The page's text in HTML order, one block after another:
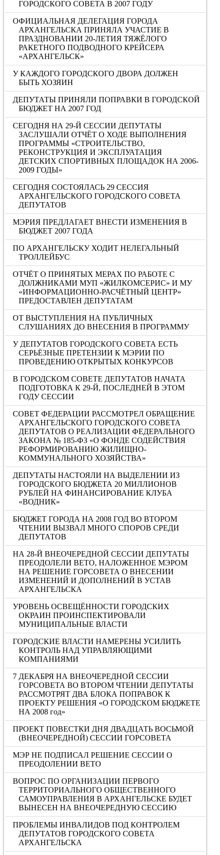
ГОРОДСКОГО СОВЕТА В 2007 ГОДУ
ОФИЦИАЛЬНАЯ ДЕЛЕГАЦИЯ ГОРОДА
АРХАНГЕЛЬСКА ПРИНЯЛА УЧАСТИЕ В
ПРАЗДНОВАНИИ 20-ЛЕТИЯ ТЯЖЁЛОГО
РАКЕТНОГО ПОДВОДНОГО КРЕЙСЕРА
«АРХАНГЕЛЬСК»
У КАЖДОГО ГОРОДСКОГО ДВОРА ДОЛЖЕН
БЫТЬ ХОЗЯИН
ДЕПУТАТЫ ПРИНЯЛИ ПОПРАВКИ В ГОРОДСКОЙ
БЮДЖЕТ НА 2007 ГОД
СЕГОДНЯ НА 29-Й СЕССИИ ДЕПУТАТЫ
ЗАСЛУШАЛИ ОТЧЁТ О ХОДЕ ВЫПОЛНЕНИЯ
ПРОГРАММЫ «СТРОИТЕЛЬСТВО,
РЕКОНСТРУКЦИЯ И ЭКСПЛУАТАЦИЯ
ДЕТСКИХ СПОРТИВНЫХ ПЛОЩАДОК НА 2006-
2009 ГОДЫ»
СЕГОДНЯ СОСТОЯЛАСЬ 29 СЕССИЯ
АРХАНГЕЛЬСКОГО ГОРОДСКОГО СОВЕТА
ДЕПУТАТОВ
МЭРИЯ ПРЕДЛАГАЕТ ВНЕСТИ ИЗМЕНЕНИЯ В
БЮДЖЕТ 2007 ГОДА
ПО АРХАНГЕЛЬСКУ ХОДИТ НЕЛЕГАЛЬНЫЙ
ТРОЛЛЕЙБУС
ОТЧЁТ О ПРИНЯТЫХ МЕРАХ ПО РАБОТЕ С
ДОЛЖНИКАМИ МУП «ЖИЛКОМСЕРИС» И МУ
«ИНФОРМАЦИОННО-РАСЧЁТНЫЙ ЦЕНТР»
ПРЕДОСТАВЛЕН ДЕПУТАТАМ
ОТ ВЫСТУПЛЕНИЯ НА ПУБЛИЧНЫХ
СЛУШАНИЯХ ДО ВНЕСЕНИЯ В ПРОГРАММУ
У ДЕПУТАТОВ ГОРОДСКОГО СОВЕТА ЕСТЬ
СЕРЬЁЗНЫЕ ПРЕТЕНЗИИ К МЭРИИ ПО
ПРОВЕДЕНИЮ ОТКРЫТЫХ КОНКУРСОВ
В ГОРОДСКОМ СОВЕТЕ ДЕПУТАТОВ НАЧАТА
ПОДГОТОВКА К 29-Й, ПОСЛЕДНЕЙ В ЭТОМ
ГОДУ СЕССИИ
СОВЕТ ФЕДЕРАЦИИ РАССМОТРЕЛ ОБРАЩЕНИЕ
АРХАНГЕЛЬСКОГО ГОРОДСКОГО СОВЕТА
ДЕПУТАТОВ О РЕАЛИЗАЦИИ ФЕДЕРАЛЬНОГО
ЗАКОНА № 185-ФЗ «О ФОНДЕ СОДЕЙСТВИЯ
РЕФОРМИРОВАНИЮ ЖИЛИЩНО-
КОММУНАЛЬНОГО ХОЗЯЙСТВА»
ДЕПУТАТЫ НАСТОЯЛИ НА ВЫДЕЛЕНИИ ИЗ
ГОРОДСКОГО БЮДЖЕТА 20 МИЛЛИОНОВ
РУБЛЕЙ НА ФИНАНСИРОВАНИЕ КЛУБА
«ВОДНИК»
БЮДЖЕТ ГОРОДА НА 2008 ГОД ВО ВТОРОМ
ЧТЕНИИ ВЫЗВАЛ МНОГО СПОРОВ СРЕДИ
ДЕПУТАТОВ
НА 28-Й ВНЕОЧЕРЕДНОЙ СЕССИИ ДЕПУТАТЫ
ПРЕОДОЛЕЛИ ВЕТО, НАЛОЖЕННОЕ МЭРОМ
НА РЕШЕНИЕ ГОРСОВЕТА О ВНЕСЕНИИ
ИЗМЕНЕНИЙ И ДОПОЛНЕНИЙ В УСТАВ
АРХАНГЕЛЬСКА
УРОВЕНЬ ОСВЕЩЁННОСТИ ГОРОДСКИХ
ОКРАИН ПРОИНСПЕКТИРОВАЛИ
МУНИЦИПАЛЬНЫЕ ВЛАСТИ
ГОРОДСКИЕ ВЛАСТИ НАМЕРЕНЫ УСИЛИТЬ
КОНТРОЛЬ НАД УПРАВЛЯЮЩИМИ
КОМПАНИЯМИ
7 ДЕКАБРЯ НА ВНЕОЧЕРЕДНОЙ СЕССИИ
ГОРСОВЕТА ВО ВТОРОМ ЧТЕНИИ ДЕПУТАТЫ
РАССМОТРЯТ ДВА БЛОКА ПОПРАВОК К
ПРОЕКТУ РЕШЕНИЯ «О ГОРОДСКОМ БЮДЖЕТЕ
НА 2008 год»
ПРОЕКТ ПОВЕСТКИ ДНЯ ДВАДЦАТЬ ВОСЬМОЙ
(ВНЕОЧЕРЕДНОЙ) СЕССИИ ГОРСОВЕТА
МЭР НЕ ПОДПИСАЛ РЕШЕНИЕ СЕССИИ О
ПРЕОДОЛЕНИИ ВЕТО
ВОПРОС ПО ОРГАНИЗАЦИИ ПЕРВОГО
ТЕРРИТОРИАЛЬНОГО ОБЩЕСТВЕННОГО
САМОУПРАВЛЕНИЯ В АРХАНГЕЛЬСКЕ БУДЕТ
ВЫНЕСЕН НА ВНЕОЧЕРЕДНУЮ СЕССИЮ
ПРОБЛЕМЫ ИНВАЛИДОВ ПОД КОНТРОЛЕМ
ДЕПУТАТОВ ГОРОДСКОГО СОВЕТА
АРХАНГЕЛЬСКА